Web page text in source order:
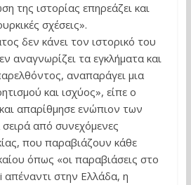
της ιστορίας επηρεάζει και
σχέσεις».
δεν κάνει τον ιστορικό του
αναγνωρίζει τα εγκλήματα και
αναπαράγει μια
και ισχύος», είπε ο
απαρίθμησε ενώπιον των
από συνεχόμενες
που παραβιάζουν κάθε
όπως «οι παραβιάσεις στο
απέναντι στην Ελλάδα, η